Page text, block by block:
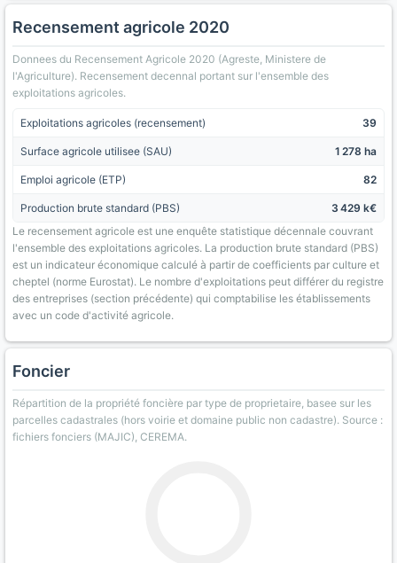
Recensement agricole 2020
Donnees du Recensement Agricole 2020 (Agreste, Ministere de
l'Agriculture). Recensement decennal portant sur l'ensemble des
exploitations agricoles.
Exploitations agricoles (recensement) 39
Surface agricole utilisee (SAU) 1 278 ha
Emploi agricole (ETP) 82
Production brute standard (PBS)
3 429 k€
Le recensement agricole est une enquête statistique décennale couvrant
l'ensemble des exploitations agricoles. La production brute standard (PBS)
est un indicateur économique calculé à partir de coefficients par culture et
cheptel (norme Eurostat). Le nombre d'exploitations peut différer du registre
des entreprises (section précédente) qui comptabilise les établissements
avec un code d'activité agricole.
Foncier
Répartition de la propriété foncière par type de proprietaire, basee sur les
parcelles cadastrales (hors voirie et domaine public non cadastre). Source :
fichiers fonciers (MAJIC), CEREMA.